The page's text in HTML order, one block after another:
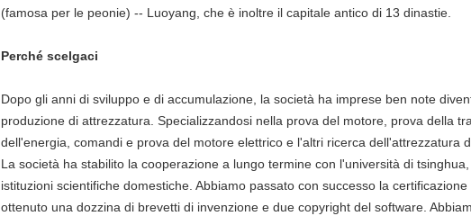
(famosa per le peonie) -- Luoyang, che è inoltre il capitale antico di 13 dinastie.
Perché scelgaci
Dopo gli anni di sviluppo e di accumulazione, la società ha imprese ben note
produzione di attrezzatura. Specializzandosi nella prova del motore, prova della
dell'energia, comandi e prova del motore elettrico e l'altri ricerca dell'attrezzatura
La società ha stabilito la cooperazione a lungo termine con l'università di
istituzioni scientifiche domestiche. Abbiamo passato con successo la
ottenuto una dozzina di brevetti di invenzione e due copyright del software.